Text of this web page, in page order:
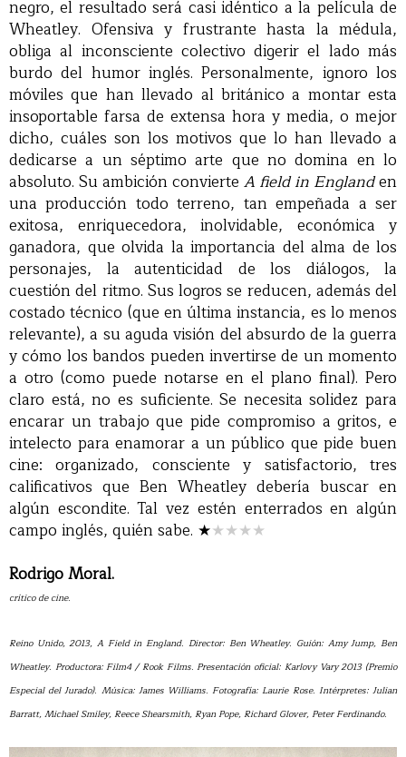
negro, el resultado será casi idéntico a la película de
Wheatley. Ofensiva y frustrante hasta la médula,
obliga al inconsciente colectivo digerir el lado más
burdo del humor inglés. Personalmente, ignoro los
móviles que han llevado al británico a montar esta
insoportable farsa de extensa hora y media, o mejor
dicho, cuáles son los motivos que lo han llevado a
dedicarse a un séptimo arte que no domina en lo
absoluto. Su ambición convierte A field in Englanden
una producción todo terreno, tan empeñada a ser
exitosa, enriquecedora, inolvidable, económica y
ganadora, que olvida la importancia del alma de los
personajes, la autenticidad de los diálogos, la
cuestión del ritmo. Sus logros se reducen, además del
costado técnico (que en última instancia, es lo menos
relevante), a su aguda visión del absurdo de la guerra
y cómo los bandos pueden invertirse de un momento
a otro (como puede notarse en el plano final). Pero
claro está, no es suficiente. Se necesita solidez para
encarar un trabajo que pide compromiso a gritos, e
intelecto para enamorar a un público que pide buen
cine: organizado, consciente y satisfactorio, tres
calificativos que Ben Wheatley debería buscar en
algún escondite. Tal vez estén enterrados en algún
campo inglés, quién sabe. ★★★★★
Rodrigo Moral.
crítico de cine.
Reino Unido, 2013, A Field in England. Director: Ben Wheatley. Guión: Amy Jump, Ben
Wheatley. Productora: Film4 / Rook Films. Presentación oficial: Karlovy Vary 2013 (Premio
Especial del Jurado). Música: James Williams. Fotografía: Laurie Rose. Intérpretes: Julian
Barratt, Michael Smiley, Reece Shearsmith, Ryan Pope, Richard Glover, Peter Ferdinando.